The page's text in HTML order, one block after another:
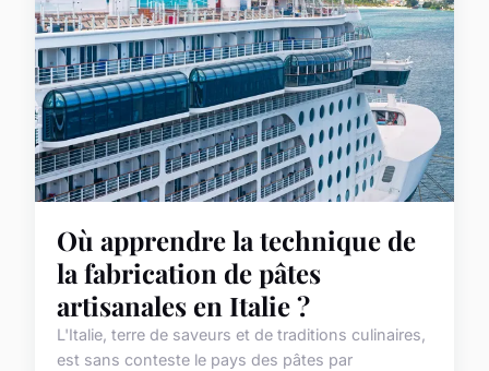
Où apprendre la technique de
la fabrication de pâtes
artisanales en Italie ?
L'Italie, terre de saveurs et de traditions culinaires,
est sans conteste le pays des pâtes par